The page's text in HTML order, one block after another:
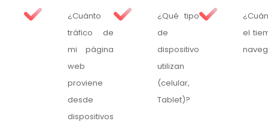
¿Cuánto
tráfico de
mi página
web
proviene
desde
dispositivos
¿Qué tipo
de
dispositivo
utilizan
(celular,
Tablet)?
el